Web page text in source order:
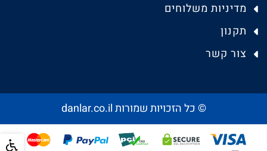
מדיניות משלוחים
תקנון
צור קשר
© כל הזכויות שמורות danlar.co.il